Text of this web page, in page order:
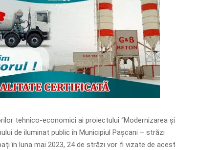
tehnico-economici ai proiectului “Modernizarea și
de iluminat public în Municipiul Pașcani – străzi
în luna mai 2023, 24 de străzi vor fi vizate de acest